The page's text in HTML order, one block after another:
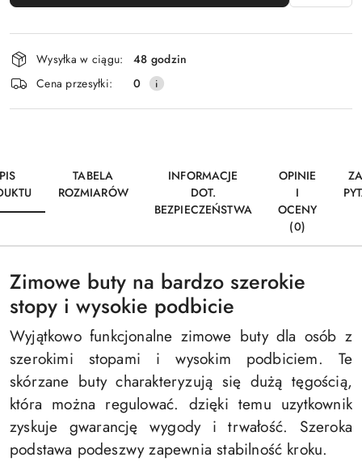
Dostępność
i
dostawa
Wysyłka w ciągu:
48 godzin
Cena przesyłki:
0
TABELA
ROZMIARÓW
INFORMACJE
DOT.
BEZPIECZEŃSTWA
OPINIE
I
OCENY
(0)
Zimowe buty na bardzo szerokie
stopy i wysokie podbicie
Wyjątkowo funkcjonalne zimowe buty dla osób z
szerokimi stopami i wysokim podbiciem. Te
skórzane buty charakteryzują się dużą tęgością,
która można regulować. dzięki temu uzytkownik
zyskuje gwarancję wygody i trwałość. Szeroka
podstawa podeszwy zapewnia stabilność kroku.